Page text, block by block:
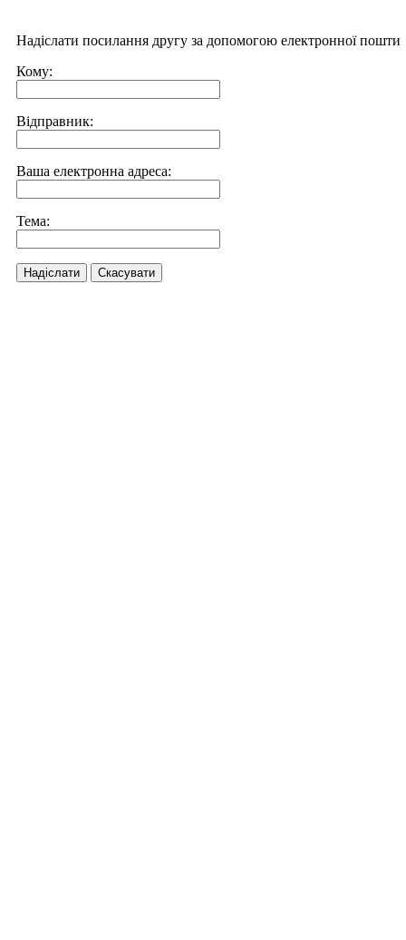
Надіслати посилання другу за допомогою електронної пошти
Кому:
Відправник:
Ваша електронна адреса:
Тема:
Надіслати Скасувати